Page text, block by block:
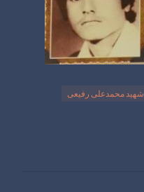
شهید محمدعلی رفیعی